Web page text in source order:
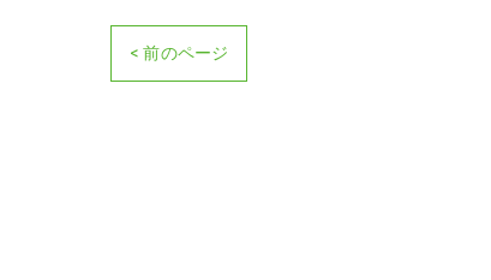
< 前のページ